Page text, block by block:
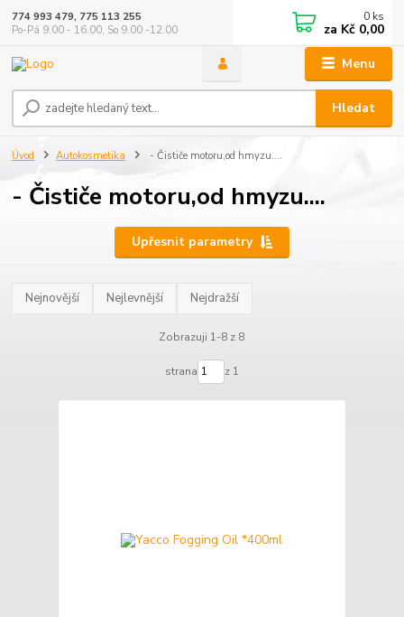
Menu
Hledat
774 993 479, 775 113 255
Po-Pá 9.00 - 16.00, So 9.00 -12.00
0 ks
za Kč 0,00
Úvod Autokosmetika - Čističe motoru,od hmyzu....
- Čističe motoru,od hmyzu....
Upřesnit parametry
Nejnovější Nejlevnější Nejdražší
Zobrazuji 1-8 z 8
strana z 1